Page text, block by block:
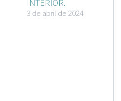
INTERIOR.
3 de abril de 2024